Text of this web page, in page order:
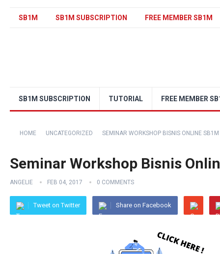
SB1M SB1M SUBSCRIPTION FREE MEMBER SB1M
SB1M SUBSCRIPTION TUTORIAL FREE MEMBER
HOME UNCATEGORIZED SEMINAR WORKSHOP BISNIS ONLINE
Seminar Workshop Bisnis
ANGELIE FEB 04, 2017 0 COMMENTS
Tweet on Twitter Share on Facebook